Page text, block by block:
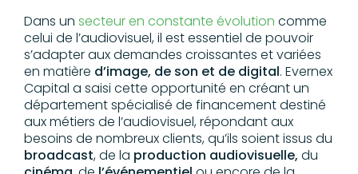
Dans un secteur en constante évolution comme
celui de l’audiovisuel, il est essentiel de pouvoir
s’adapter aux demandes croissantes et variées
en matière d’image, de son et de digital. Evernex
Capital a saisi cette opportunité en créant un
département spécialisé de financement destiné
aux métiers de l’audiovisuel, répondant aux
besoins de nombreux clients, qu’ils soient issus du
broadcast, de la production audiovisuelle, du